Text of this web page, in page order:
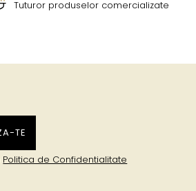
Tuturor produselor comercializate
Politica de Confidentialitate